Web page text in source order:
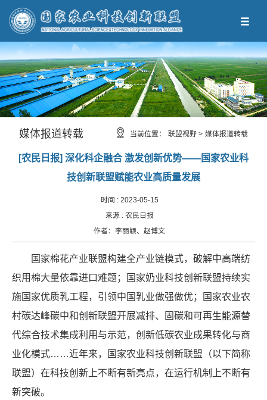
媒体报道转载 当前位置： 联盟视野 > 媒体报道转载
[农民日报] 深化科企融合 激发创新优势——国家农业科
技创新联盟赋能农业高质量发展
时间 : 2023-05-15
来源 : 农民日报
作者： 李丽颖、赵博文
国家棉花产业联盟构建全产业链模式，破解中高端纺
织用棉大量依靠进口难题；国家奶业科技创新联盟持续实
施国家优质乳工程，引领中国乳业做强做优；国家农业农
村碳达峰碳中和创新联盟开展减排、固碳和可再生能源替
代综合技术集成利用与示范，创新低碳农业成果转化与商
业化模式……近年来，国家农业科技创新联盟（以下简称
联盟）在科技创新上不断有新亮点，在运行机制上不断有
新突破。